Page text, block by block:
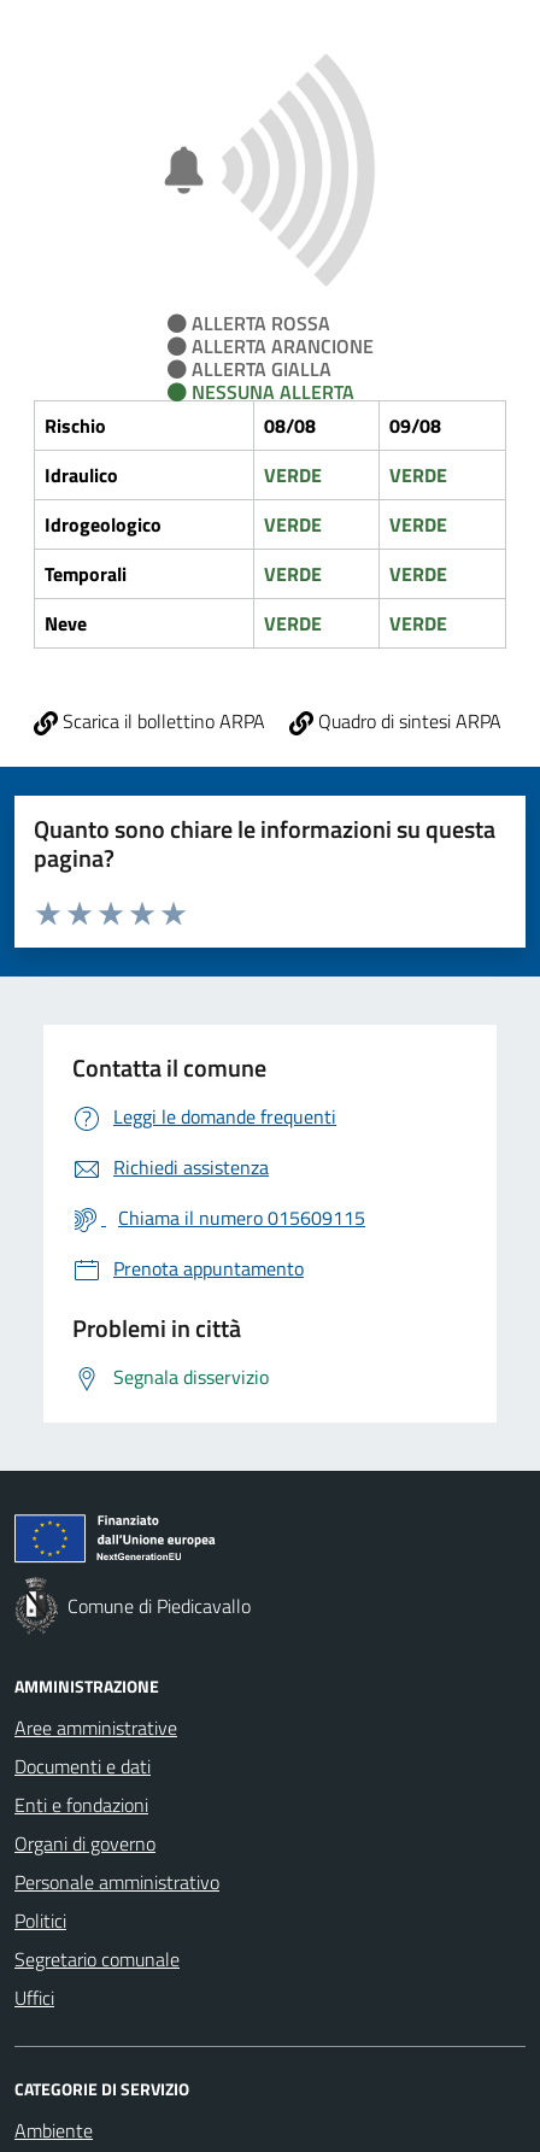
ALLERTA ROSSA
ALLERTA ARANCIONE
ALLERTA GIALLA
NESSUNA ALLERTA
Rischio
08/08
09/08
Idraulico
VERDE
VERDE
Idrogeologico
VERDE
VERDE
Temporali
VERDE
VERDE
Neve
VERDE VERDE
Scarica il bollettino ARPA Quadro di sintesi ARPA
Quanto sono chiare le informazioni su questa
pagina?
Valuta da 1 a 5 stelle la pagina
Valuta 5 stelle su 5
Valuta 4 stelle su 5
Valuta 3 stelle su 5
Valuta 2 stelle su 5
Valuta 1 stelle su 5
Contatta il comune
Leggi le domande frequenti
Richiedi assistenza
Chiama il numero 015609115
Prenota appuntamento
Problemi in città
Segnala disservizio
Comune di Piedicavallo
AMMINISTRAZIONE
Aree amministrative
Documenti e dati
Enti e fondazioni
Organi di governo
Personale amministrativo
Politici
Segretario comunale
Uffici
CATEGORIE DI SERVIZIO
Ambiente